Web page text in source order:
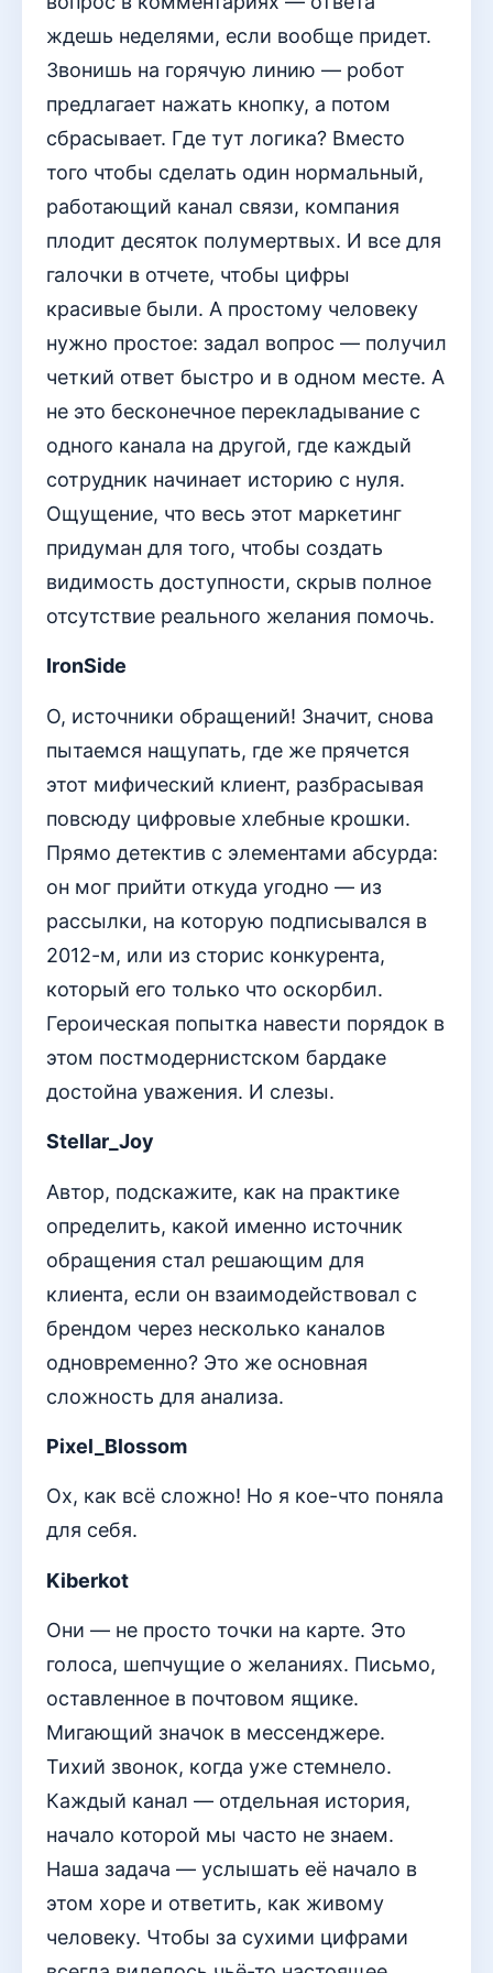
ждешь неделями, если вообще придет.
Звонишь на горячую линию — робот
предлагает нажать кнопку, а потом
сбрасывает. Где тут логика? Вместо
того чтобы сделать один нормальный,
работающий канал связи, компания
плодит десяток полумертвых. И все для
галочки в отчете, чтобы цифры
красивые были. А простому человеку
нужно простое: задал вопрос — получил
четкий ответ быстро и в одном месте. А
не это бесконечное перекладывание с
одного канала на другой, где каждый
сотрудник начинает историю с нуля.
Ощущение, что весь этот маркетинг
придуман для того, чтобы создать
видимость доступности, скрыв полное
отсутствие реального желания помочь.
IronSide
О, источники обращений! Значит, снова
пытаемся нащупать, где же прячется
этот мифический клиент, разбрасывая
повсюду цифровые хлебные крошки.
Прямо детектив с элементами абсурда:
он мог прийти откуда угодно — из
рассылки, на которую подписывался в
2012-м, или из сторис конкурента,
который его только что оскорбил.
Героическая попытка навести порядок в
этом постмодернистском бардаке
достойна уважения. И слезы.
Stellar_Joy
Автор, подскажите, как на практике
определить, какой именно источник
обращения стал решающим для
клиента, если он взаимодействовал с
брендом через несколько каналов
одновременно? Это же основная
сложность для анализа.
Pixel_Blossom
Ох, как всё сложно! Но я кое-что поняла
для себя.
Kiberkot
Они — не просто точки на карте. Это
голоса, шепчущие о желаниях. Письмо,
оставленное в почтовом ящике.
Мигающий значок в мессенджере.
Тихий звонок, когда уже стемнело.
Каждый канал — отдельная история,
начало которой мы часто не знаем.
Наша задача — услышать её начало в
этом хоре и ответить, как живому
человеку. Чтобы за сухими цифрами